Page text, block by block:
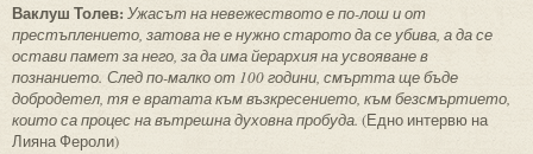
Ваклуш Толев: Ужасът на невежеството е по-лош и от
престъплението, затова не е нужно старото да се убива, а да се
остави памет за него, за да има йерархия на усвояване в
познанието. След по-малко от 100 години, смъртта ще бъде
добродетел, тя е вратата към възкресението, към безсмъртието,
които са процес на вътрешна духовна пробуда. (Едно интервю на
Лияна Фероли)